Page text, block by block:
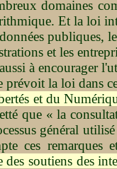
domaines
Et la loi
publiques,
et les
à encourager
prévoit la loi dans
et du
que « la
général
ces remarques
soutiens des